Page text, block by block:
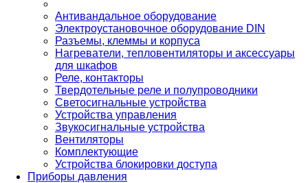
Антивандальное оборудование
Электроустановочное оборудование DIN
Разъемы, клеммы и корпуса
Нагреватели, тепловентиляторы и аксессуары
для шкафов
Реле, контакторы
Твердотельные реле и полупроводники
Светосигнальные устройства
Устройства управления
Звукосигнальные устройства
Вентиляторы
Комплектующие
Устройства блокировки доступа
Приборы давления